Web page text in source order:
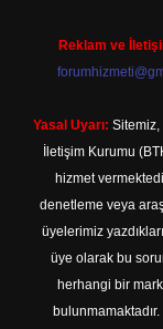
Reklam ve
Yasal Uyarı: Sitemiz,
İletişim Kurumu
hizmet
denetleme veya
üyelerimiz
üye olarak bu
herhangi bir